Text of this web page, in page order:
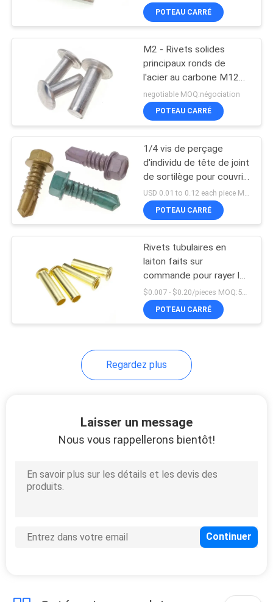
tête nickelé
POTEAU CARRÉ
M2 - Rivets solides
principaux ronds de
l'acier au carbone M12
pour la charge lourde
DIN660
negotiable MOQ:négociation
POTEAU CARRÉ
1/4 vis de perçage
d'individu de tête de joint
de sortilège pour couvrir
des attaches de
Dacromet de couleur de
feuille
USD 0.01 to 0.12 each piece MOQ:500 pcs
POTEAU CARRÉ
Rivets tubulaires en
laiton faits sur
commande pour rayer le
type C de l'attache DIN
7338
$0.007 - $0.20/pieces MOQ:500 morceaux
POTEAU CARRÉ
Regardez plus
Laisser un message
Nous vous rappellerons bientôt!